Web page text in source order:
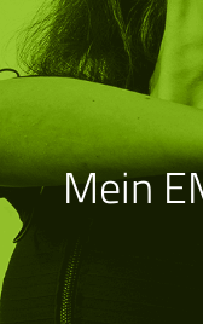
Mein